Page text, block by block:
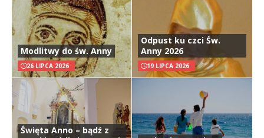
Modlitwy do św. Anny
26 LIPCA 2026
Odpust ku czci Św.
Anny 2026
19 LIPCA 2026
Święta Anno – bądź z